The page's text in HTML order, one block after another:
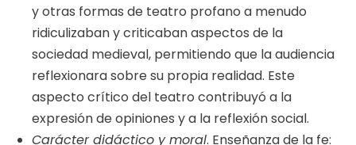
y otras formas de teatro profano a menudo
ridiculizaban y criticaban aspectos de la
sociedad medieval, permitiendo que la audiencia
reflexionara sobre su propia realidad. Este
aspecto crítico del teatro contribuyó a la
expresión de opiniones y a la reflexión social.
Carácter didáctico y moral. Enseñanza de la fe: